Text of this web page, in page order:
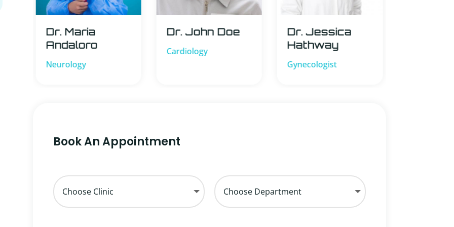
Dr. Maria
Andaloro
Neurology
Dr. John Doe
Cardiology
Dr. Jessica
Hathway
Gynecologist
Book An Appointment